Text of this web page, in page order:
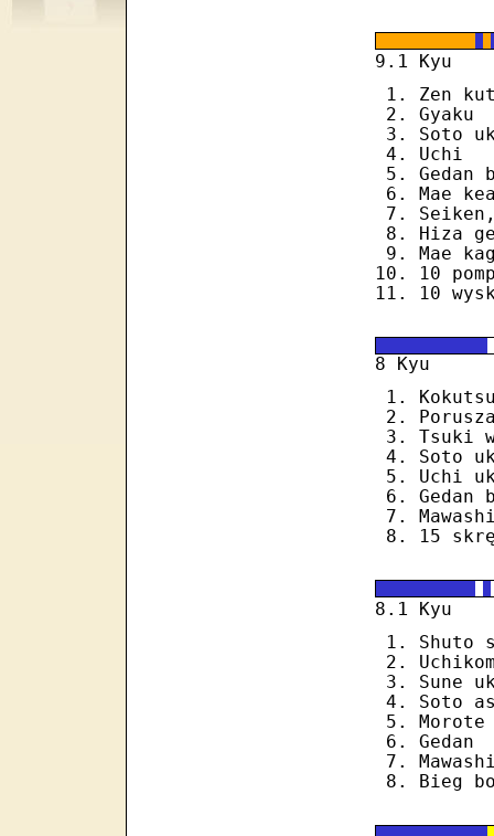
9. 1 Kyu
Zen
Gyaku
Soto
Uchi
Gedan
Mae
Hiza
Mae
10
10
8 Kyu
Tsuki
Soto
Uchi
Gedan
15
8. 1 Kyu
Shuto
Sune
Soto
Gedan
Bieg